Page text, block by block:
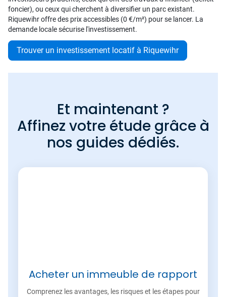
foncier), ou ceux qui cherchent à diversifier un parc existant.
Riquewihr offre des prix accessibles (0 €/m²) pour se lancer. La
demande locale sécurise l'investissement.
Trouver un investissement locatif à Riquewihr
Et maintenant ?
Affinez votre étude grâce à
nos guides dédiés.
Acheter un immeuble de rapport
Comprenez les avantages, les risques et les étapes pour